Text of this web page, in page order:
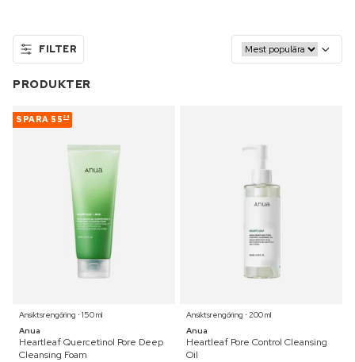
FILTER
PRODUKTER
SPARA 55 24
Ansiktsrengöring ⋅ 150 ml
Anua
Heartleaf Quercetinol Pore Deep
Cleansing Foam
Ansiktsrengöring ⋅ 200 ml
Anua
Heartleaf Pore Control Cleansing
Oil